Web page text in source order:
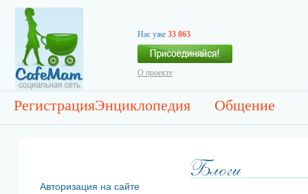
Нас уже 33 863
О проекте
РегистрацияЭнциклопедия Общение
Авторизация на сайте